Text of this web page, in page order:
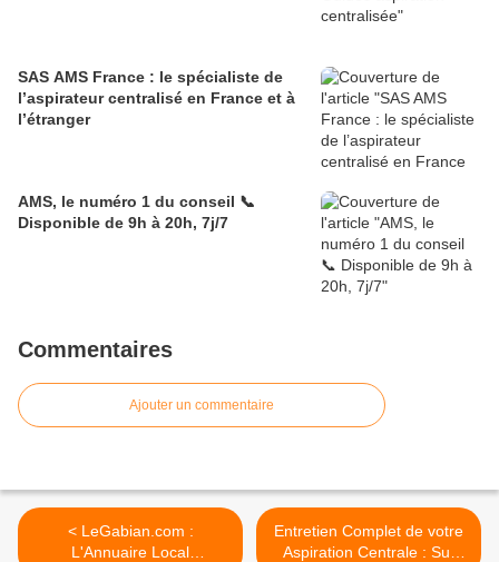
SAS AMS France : le spécialiste de
l’aspirateur centralisé en France et à
l’étranger
AMS, le numéro 1 du conseil 📞
Disponible de 9h à 20h, 7j/7
Commentaires
Ajouter un commentaire
< LeGabian.com :
L'Annuaire Local
Entretien Complet de votre
Aspiration Centrale : Sur